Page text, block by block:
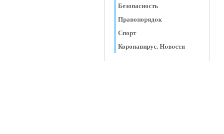
Безопасность
Правопорядок
Спорт
Коронавирус. Новости